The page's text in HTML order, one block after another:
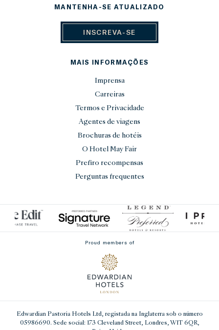
MANTENHA-SE ATUALIZADO
INSCREVA-SE
MAIS INFORMAÇÕES
Imprensa
Carreiras
Termos e Privacidade
Agentes de viagens
Brochuras de hotéis
O Hotel May Fair
Prefiro recompensas
Perguntas frequentes
Proud members of
Edwardian Pastoria Hotels Ltd, registada na Inglaterra sob o número
05986690. Sede social: 173 Cleveland Street, Londres, W1T 6QR,